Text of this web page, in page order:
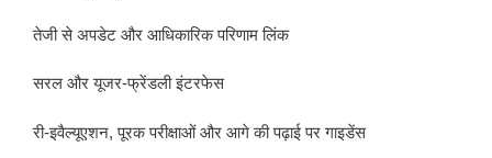
तेजी से अपडेट और आधिकारिक परिणाम लिंक
सरल और यूजर-फ्रेंडली इंटरफेस
री-इवैल्यूएशन, पूरक परीक्षाओं और आगे की पढ़ाई पर गाइडेंस